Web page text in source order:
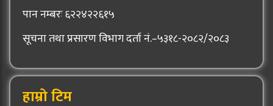
पान नम्बरः ६२२४२२६१५
सूचना तथा प्रसारण विभाग दर्ता नं.–५३१८-२०८२/२०८३
हाम्रो टिम